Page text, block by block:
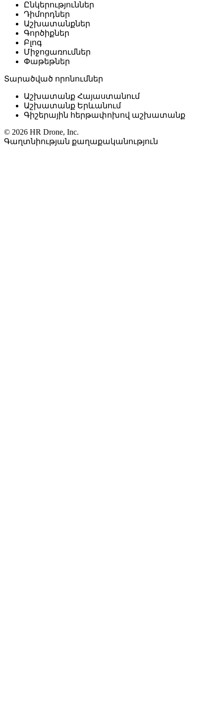
Ընկերություններ
Դիմորդներ
Աշխատանքներ
Գործիքներ
Բլոգ
Միջոցառումներ
Փաթեթներ
Տարածված որոնումներ
Աշխատանք Հայաստանում
Աշխատանք Երևանում
Գիշերային հերթափոխով աշխատանք
© 2026 HR Drone, Inc.
Գաղտնիության քաղաքականություն